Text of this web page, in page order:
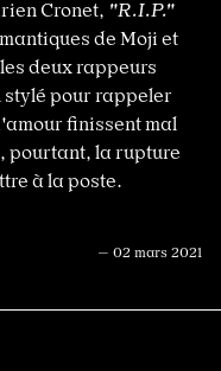
Cronet, "R.I.P."
de Moji et
deux rappeurs
stylé pour rappeler
finissent mal
pourtant, la rupture
à la poste.
— 02 mars 2021